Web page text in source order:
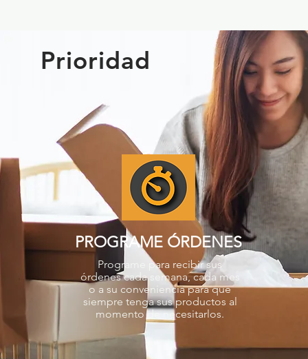
Prioridad
PROGRAME ÓRDENES
Programe para recibir sus
órdenes cada semana, cada mes
o a su conveniencia para que
siempre tenga sus productos al
momento de necesitarlos.